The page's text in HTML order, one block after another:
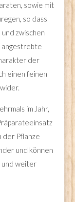
sowie mit
so dass
zwischen
angestrebte
der
einen feinen
im Jahr,
der Pflanze
und können
und weiter